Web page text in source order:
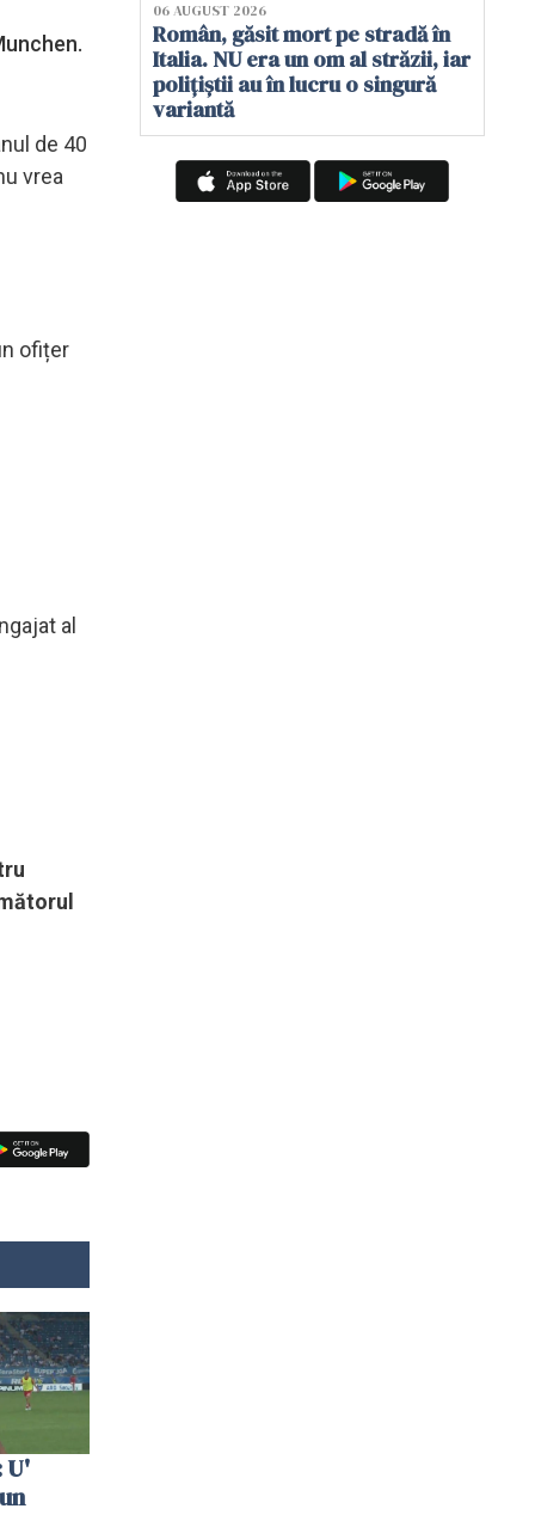
de 40
vrea
ofițer
al
U'
06 AUGUST 2026
Român, găsit mort pe stradă în
Italia. NU era un om al străzii, iar
polițiștii au în lucru o singură
variantă